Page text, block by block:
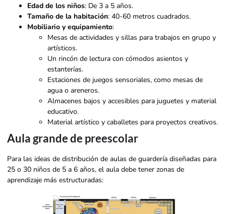
Edad de los niños: De 3 a 5 años.
Tamaño de la habitación: 40-60 metros cuadrados.
Mobiliario y equipamiento:
Mesas de actividades y sillas para trabajos en grupo y
artísticos.
Un rincón de lectura con cómodos asientos y
estanterías.
Estaciones de juegos sensoriales, como mesas de
agua o areneros.
Almacenes bajos y accesibles para juguetes y material
educativo.
Material artístico y caballetes para proyectos creativos.
Aula grande de preescolar
Para las ideas de distribución de aulas de guardería diseñadas para
25 o 30 niños de 5 a 6 años, el aula debe tener zonas de
aprendizaje más estructuradas: